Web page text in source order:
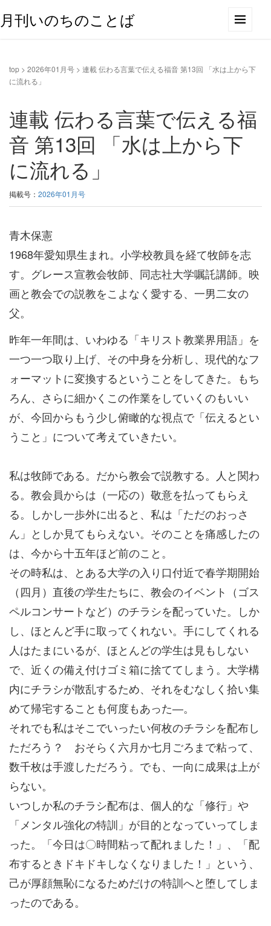
月刊いのちのことば
top > 2026年01月号 > 連載 伝わる言葉で伝える福音 第13回 「水は上から下
に流れる」
連載 伝わる言葉で伝える福
音 第13回 「水は上から下
に流れる」
掲載号： 2026年01月号
青木保憲
1968年愛知県生まれ。小学校教員を経て牧師を志
す。グレース宣教会牧師、同志社大学嘱託講師。映
画と教会での説教をこよなく愛する、一男二女の
父。
昨年一年間は、いわゆる「キリスト教業界用語」を
一つ一つ取り上げ、その中身を分析し、現代的なフ
ォーマットに変換するということをしてきた。もち
ろん、さらに細かくこの作業をしていくのもいい
が、今回からもう少し俯瞰的な視点で「伝えるとい
うこと」について考えていきたい。
私は牧師である。だから教会で説教する。人と関わ
る。教会員からは（一応の）敬意を払ってもらえ
る。しかし一歩外に出ると、私は「ただのおっさ
ん」としか見てもらえない。そのことを痛感したの
は、今から十五年ほど前のこと。
その時私は、とある大学の入り口付近で春学期開始
（四月）直後の学生たちに、教会のイベント（ゴス
ペルコンサートなど）のチラシを配っていた。しか
し、ほとんど手に取ってくれない。手にしてくれる
人はたまにいるが、ほとんどの学生は見もしない
で、近くの備え付けゴミ箱に捨ててしまう。大学構
内にチラシが散乱するため、それをむなしく拾い集
めて帰宅することも何度もあった―。
それでも私はそこでいったい何枚のチラシを配布し
ただろう？ おそらく六月か七月ごろまで粘って、
数千枚は手渡しただろう。でも、一向に成果は上が
らない。
いつしか私のチラシ配布は、個人的な「修行」や
「メンタル強化の特訓」が目的となっていってしま
った。「今日は〇時間粘って配れました！」、「配
布するときドキドキしなくなりました！」という、
己が厚顔無恥になるためだけの特訓へと堕してしま
ったのである。